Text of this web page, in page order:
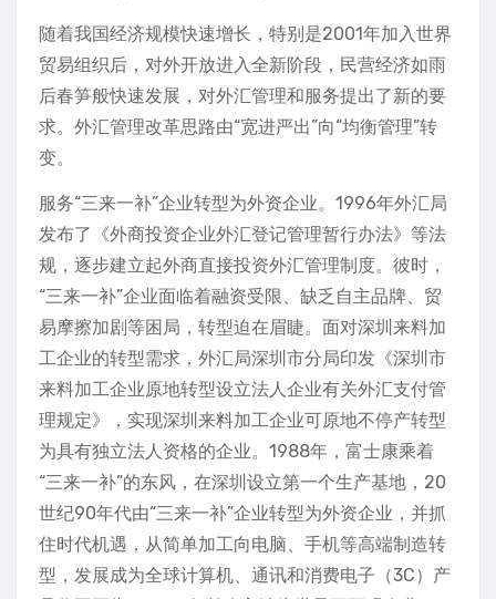
随着我国经济规模快速增长，特别是2001年加入世界
贸易组织后，对外开放进入全新阶段，民营经济如雨
后春笋般快速发展，对外汇管理和服务提出了新的要
求。外汇管理改革思路由“宽进严出”向“均衡管理”转
变。
服务“三来一补”企业转型为外资企业。1996年外汇局
发布了《外商投资企业外汇登记管理暂行办法》等法
规，逐步建立起外商直接投资外汇管理制度。彼时，
“三来一补”企业面临着融资受限、缺乏自主品牌、贸
易摩擦加剧等困局，转型迫在眉睫。面对深圳来料加
工企业的转型需求，外汇局深圳市分局印发《深圳市
来料加工企业原地转型设立法人企业有关外汇支付管
理规定》，实现深圳来料加工企业可原地不停产转型
为具有独立法人资格的企业。1988年，富士康乘着
“三来一补”的东风，在深圳设立第一个生产基地，20
世纪90年代由“三来一补”企业转型为外资企业，并抓
住时代机遇，从简单加工向电脑、手机等高端制造转
型，发展成为全球计算机、通讯和消费电子（3C）产